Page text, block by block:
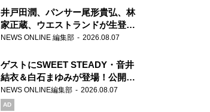
井戸田潤、パンサー尾形貴弘、林
家正蔵、ウエストランドが生登
場！『ラジオビバリー昼ズ』
NEWS ONLINE 編集部 2026.08.07
ゲストにSWEET STEADY・音井
結衣＆白石まゆみが登場！公開収
録で素顔全開！
NEWS ONLINE編集部 2026.08.07